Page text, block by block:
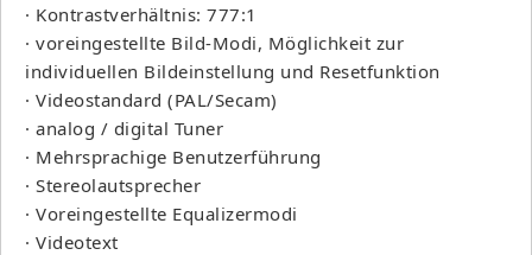
· Kontrastverhältnis: 777:1
· voreingestellte Bild-Modi, Möglichkeit zur
individuellen Bildeinstellung und Resetfunktion
· Videostandard (PAL/Secam)
· analog / digital Tuner
· Mehrsprachige Benutzerführung
· Stereolautsprecher
· Voreingestellte Equalizermodi
· Videotext